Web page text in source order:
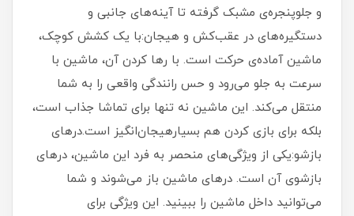
و جلوپنجره‌ی مشبک گرفته تا آینه‌های جانبی و
دستگیره‌های در عقب‌کش و هیجان:با یک کشش کوچک،
ماشین آماده‌ی حرکت است. با رها کردن آن، ماشین با
سرعت به جلو می‌رود و حس رانندگی واقعی را به شما
منتقل می‌کند. این ماشین نه تنها برای تماشا جذاب است،
بلکه برای بازی کردن هم بسیارهیجان‌انگیز است.درهای
بازشو:یکی از ویژگی‌های منحصر به فرد این ماشین، درهای
بازشوی آن است. درهای ماشین باز می‌شوند و شما
می‌توانید داخل ماشین را ببینید. این ویژگی برای